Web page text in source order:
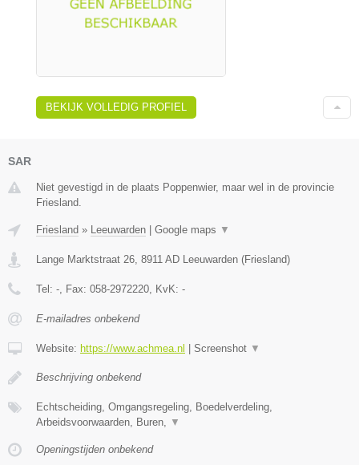
BEKIJK VOLLEDIG PROFIEL
SAR
Niet gevestigd in de plaats Poppenwier, maar wel in de provincie
Friesland.
Friesland » Leeuwarden Google maps ▼
Lange Marktstraat 26 8911 AD Leeuwarden (Friesland)
Tel: - , Fax: 058-2972220 , KvK: -
E-mailadres onbekend
Website: https://www.achmea.nl Screenshot ▼
Beschrijving onbekend
Echtscheiding, Omgangsregeling, Boedelverdeling,
Arbeidsvoorwaarden, Buren,
▼
Openingstijden onbekend